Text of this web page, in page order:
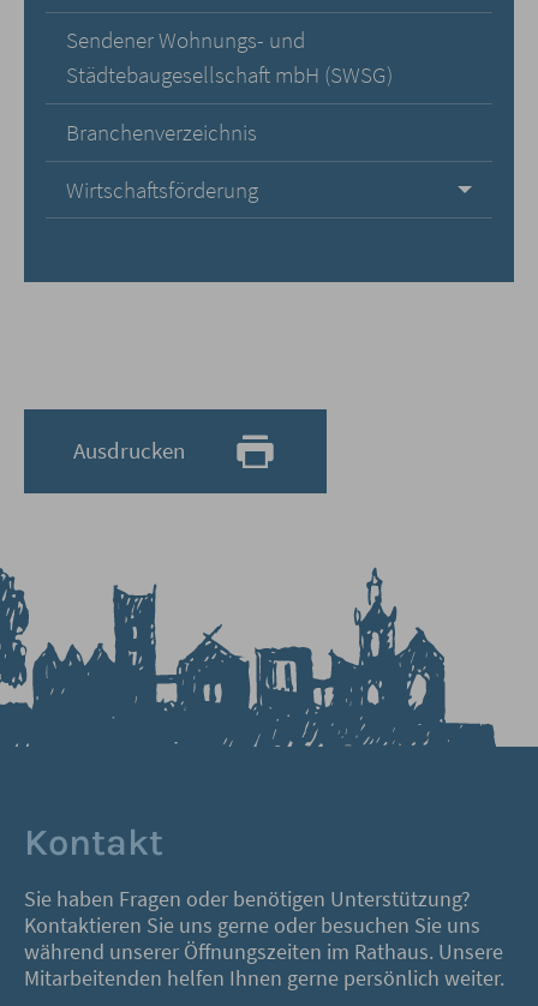
Sendener Wohnungs- und
Städtebaugesellschaft mbH (SWSG)
Branchenverzeichnis
Wirtschaftsförderung
Ausdrucken
Kontakt
Sie haben Fragen oder benötigen Unterstützung?
Kontaktieren Sie uns gerne oder besuchen Sie uns
während unserer Öffnungszeiten im Rathaus. Unsere
Mitarbeitenden helfen Ihnen gerne persönlich weiter.